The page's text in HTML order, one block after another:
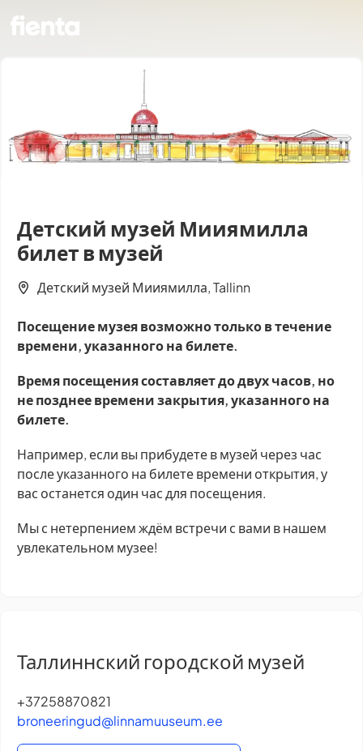
Детский музей Мииямилла
билет в музей
Детский музей Мииямилла, Tallinn
Посещение музея возможно только в течение
времени, указанного на билете.
Время посещения составляет до двух часов, но
не позднее времени закрытия, указанного на
билете.
Например, если вы прибудете в музей через час
после указанного на билете времени открытия, у
вас останется один час для посещения.
Мы с нетерпением ждём встречи с вами в нашем
увлекательном музее!
Таллиннский городской музей
+37258870821
broneeringud@linnamuuseum.ee